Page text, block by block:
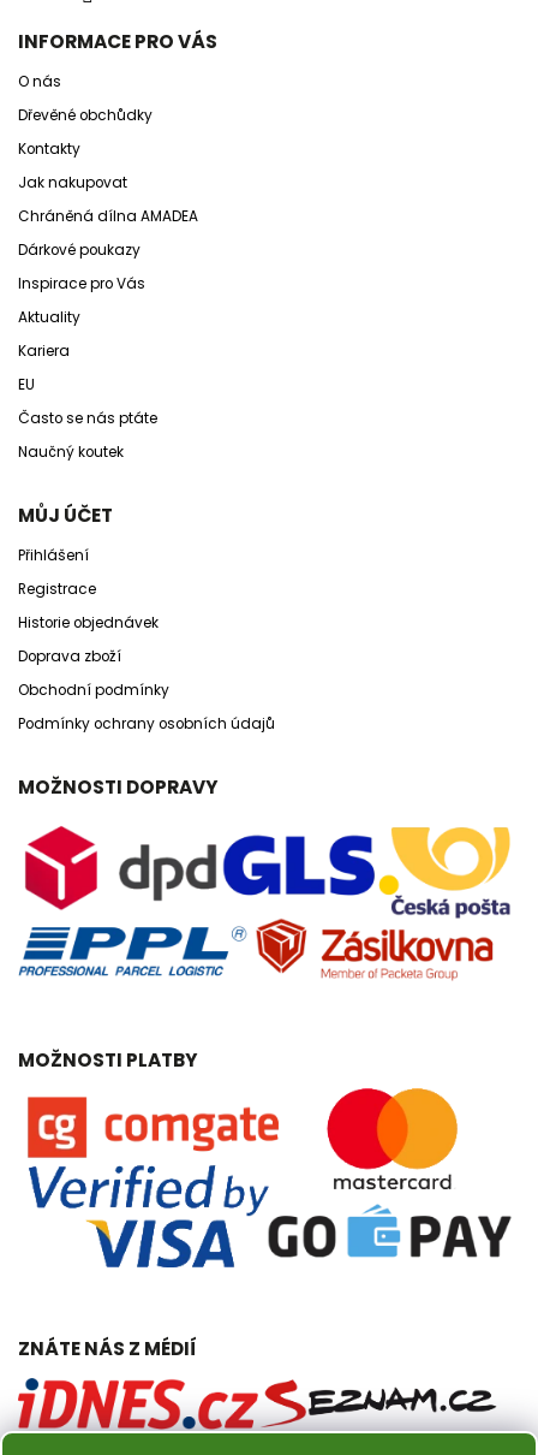
INFORMACE PRO VÁS
O nás
Dřevěné obchůdky
Kontakty
Jak nakupovat
Chráněná dílna AMADEA
Dárkové poukazy
Inspirace pro Vás
Aktuality
Kariera
EU
Často se nás ptáte
Naučný koutek
MŮJ ÚČET
Přihlášení
Registrace
Historie objednávek
Doprava zboží
Obchodní podmínky
Podmínky ochrany osobních údajů
MOŽNOSTI DOPRAVY
MOŽNOSTI PLATBY
ZNÁTE NÁS Z MÉDIÍ